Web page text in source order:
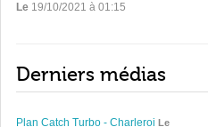
Le 19/10/2021 à 01:15
Derniers médias
Plan Catch Turbo - Charleroi Le